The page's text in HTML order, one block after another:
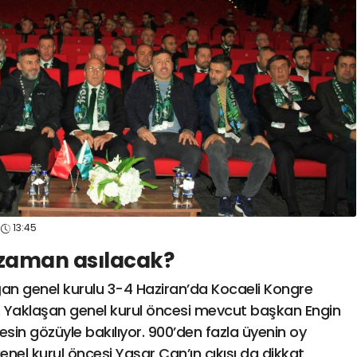
#kocaelispor
13:45
asılacak?
genel kurulu 3-4 Haziran’da Kocaeli Kongre
Yaklaşan genel kurul öncesi mevcut başkan Engin
gözüyle bakılıyor. 900’den fazla üyenin oy